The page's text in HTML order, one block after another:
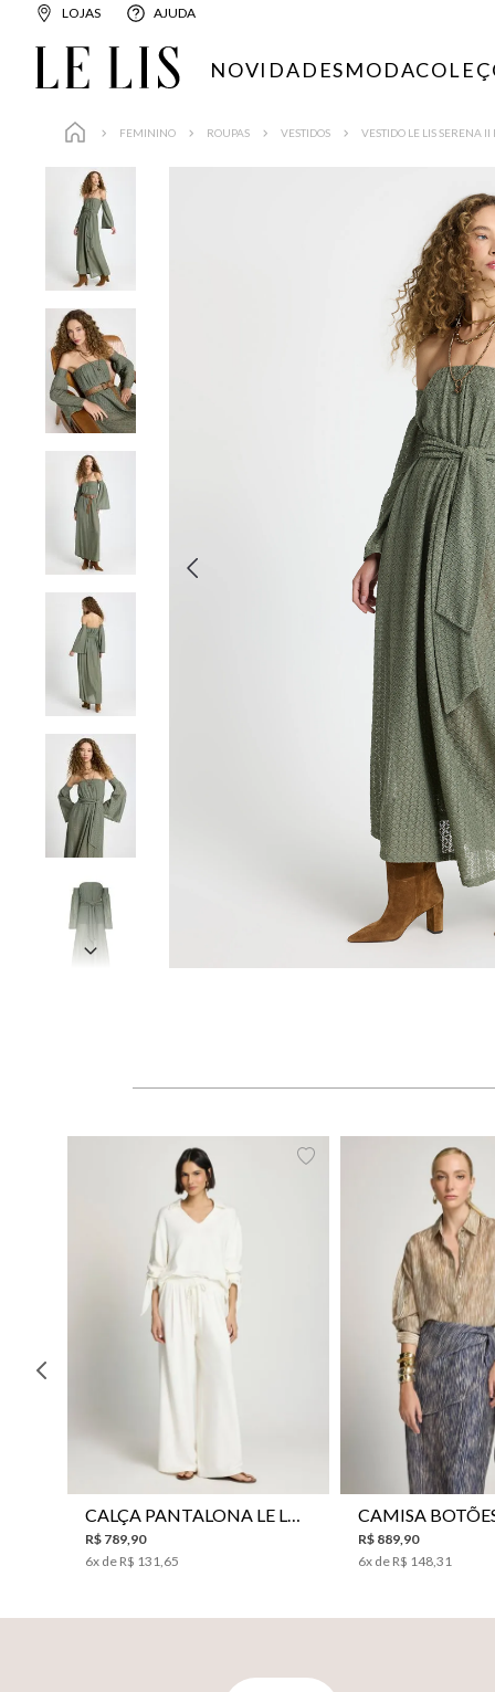
LOJAS AJUDA
NOVIDADESMODA
FEMININO ROUPAS VESTIDOS VESTIDO LE LIS SERENA
CALÇA PANTALONA LE LIS HORI FEMININA
R$ 789,90
6x de R$ 131,65
R$ 889,90
6x de R$ 148,31